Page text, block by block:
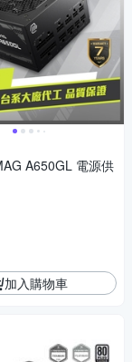
A650GL 電源供
加入購物車